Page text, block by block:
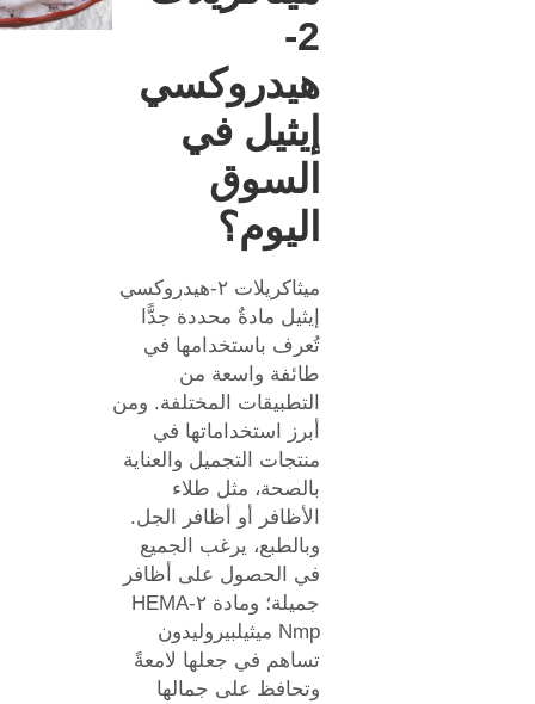
2-
هيدروكسي
إيثيل في
السوق
اليوم؟
ميثاكريلات ٢-هيدروكسي
إيثيل مادةٌ محددة جدًّا
تُعرف باستخدامها في
طائفة واسعة من
التطبيقات المختلفة. ومن
أبرز استخداماتها في
منتجات التجميل والعناية
بالصحة، مثل طلاء
الأظافر أو أظافر الجل.
وبالطبع، يرغب الجميع
في الحصول على أظافر
جميلة؛ ومادة ٢-HEMA
Nmp ميثيلبيروليدون
تساهم في جعلها لامعةً
وتحافظ على جمالها